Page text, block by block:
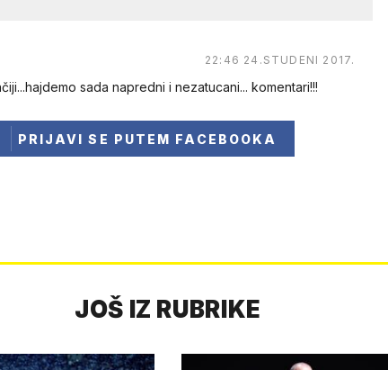
22:46 24.STUDENI 2017.
sada napredni i nezatucani... komentari!!!
PRIJAVI SE PUTEM FACEBOOKA
JOŠ IZ RUBRIKE